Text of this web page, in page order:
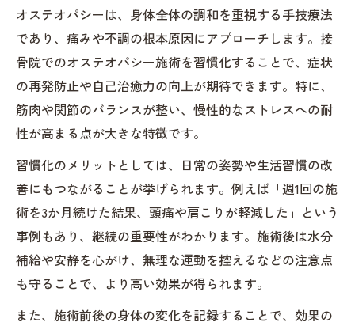
オステオパシーは、身体全体の調和を重視する手技療法
であり、痛みや不調の根本原因にアプローチします。接
骨院でのオステオパシー施術を習慣化することで、症状
の再発防止や自己治癒力の向上が期待できます。特に、
筋肉や関節のバランスが整い、慢性的なストレスへの耐
性が高まる点が大きな特徴です。
習慣化のメリットとしては、日常の姿勢や生活習慣の改
善にもつながることが挙げられます。例えば「週1回の施
術を3か月続けた結果、頭痛や肩こりが軽減した」という
事例もあり、継続の重要性がわかります。施術後は水分
補給や安静を心がけ、無理な運動を控えるなどの注意点
も守ることで、より高い効果が得られます。
また、施術前後の身体の変化を記録することで、効果の